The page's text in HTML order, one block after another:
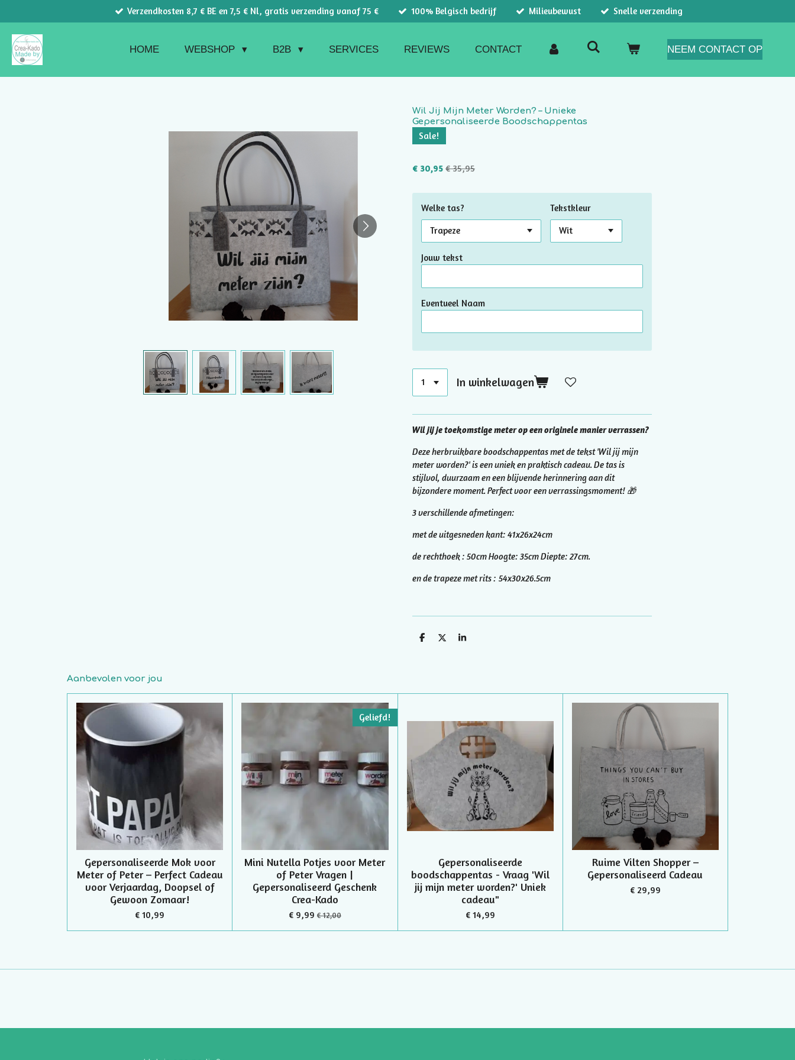
direct
naar
de
hoofdinhoud
Verzendkosten 8,7 € BE en 7,5 € Nl, gratis verzending vanaf 75 € 100% Belgisch bedrijf Milieubewust Snelle verzending
HOME WEBSHOP B2B SERVICES REVIEWS CONTACT NEEM CONTACT OP
Wil Jij Mijn Meter Worden? – Unieke
Gepersonaliseerde Boodschappentas
Sale!
€ 30,95 € 35,95
Welke tas? Tekstkleur
Jouw tekst
Eventueel Naam
In winkelwagen
Wil jij je toekomstige meter op een originele manier verrassen?
Deze herbruikbare boodschappentas met de tekst 'Wil jij mijn
meter worden?' is een uniek en praktisch cadeau. De tas is
stijlvol, duurzaam en een blijvende herinnering aan dit
bijzondere moment. Perfect voor een verrassingsmoment! 🎁
3 verschillende afmetingen:
met de uitgesneden kant: 41x26x24cm
de rechthoek : 50cm Hoogte: 35cm Diepte: 27cm.
en de trapeze met rits : 54x30x26.5cm
D
D
S
Aanbevolen voor jou
Gepersonaliseerde Mok voor
Meter of Peter – Perfect Cadeau
voor Verjaardag, Doopsel of
Gewoon Zomaar!
€ 10,99
Geliefd!
Mini Nutella Potjes voor Meter
of Peter Vragen |
Gepersonaliseerd Geschenk
Crea-Kado
€ 9,99 € 12,00
Gepersonaliseerde
boodschappentas - Vraag 'Wil
jij mijn meter worden?' Uniek
cadeau"
€ 14,99
Ruime Vilten Shopper –
Gepersonaliseerd Cadeau
€ 29,99